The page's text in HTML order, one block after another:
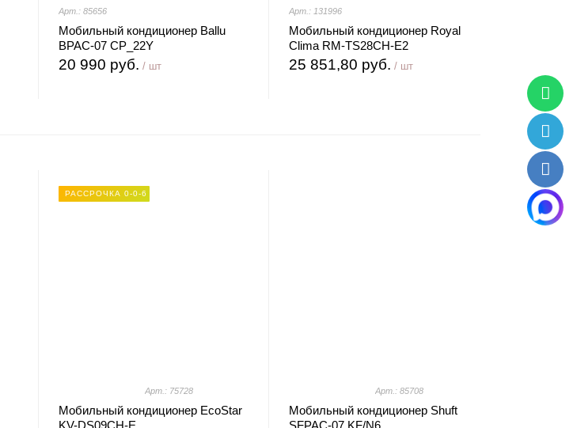
Арт.: 85656
Мобильный кондиционер Ballu
BPAC-07 CP_22Y
20 990 руб. / шт
Арт.: 131996
Мобильный кондиционер Royal
Clima RM-TS28CH-E2
25 851,80 руб. / шт
РАССРОЧКА 0-0-6
Арт.: 75728
Мобильный кондиционер EcoStar
KV-DS09CH-E
Арт.: 85708
Мобильный кондиционер Shuft
SFPAC-07 KF/N6